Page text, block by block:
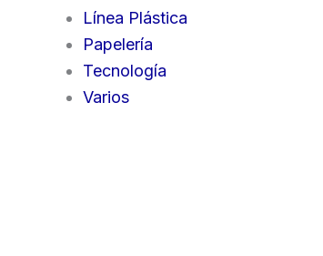
Línea Plástica
Papelería
Tecnología
Varios